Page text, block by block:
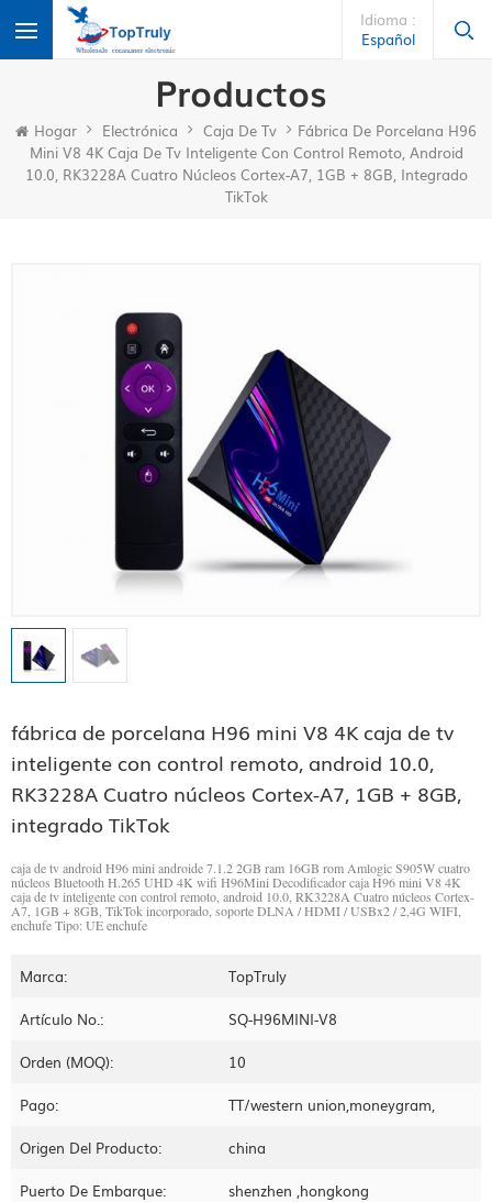
Idioma :
Español
Productos
Hogar Electrónica Caja De Tv
Fábrica De Porcelana H96
Mini V8 4K Caja De Tv Inteligente Con Control Remoto, Android
10.0, RK3228A Cuatro Núcleos Cortex-A7, 1GB + 8GB, Integrado
TikTok
fábrica de porcelana H96 mini V8 4K caja de tv
inteligente con control remoto, android 10.0,
RK3228A Cuatro núcleos Cortex-A7, 1GB + 8GB,
integrado TikTok
caja de tv android H96 mini androide 7.1.2 2GB ram 16GB rom Amlogic S905W cuatro
núcleos Bluetooth H.265 UHD 4K wifi H96Mini Decodificador cajaH96 mini V8 4K
caja de tv inteligente con control remoto, android 10.0, RK3228A Cuatro núcleos Cortex-
A7, 1GB + 8GB, TikTok incorporado, soporte DLNA / HDMI / USBx2 / 2,4G WIFI,
enchufe Tipo: UE enchufe
Marca: TopTruly
Artículo No.: SQ-H96MINI-V8
Orden (MOQ): 10
Pago: TT/western union,moneygram,
Origen Del Producto: china
Puerto De Embarque: shenzhen ,hongkong